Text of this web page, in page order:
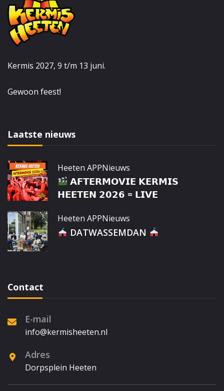
Kermis 2027, 9 t/m 13 juni.
Gewoon feest!
Laatste nieuws
Heeten APPNieuws
𝗔𝗙𝗧𝗘𝗥𝗠𝗢𝗩𝗜𝗘 𝗞𝗘𝗥𝗠𝗜𝗦
𝗛𝗘𝗘𝗧𝗘𝗡 𝟮𝟬𝟮𝟲 = 𝗟𝗜𝗩𝗘
Heeten APPNieuws
DATWASSEMDAN
Contact
E-mail
info@kermisheeten.nl
Adres
Dorpsplein Heeten